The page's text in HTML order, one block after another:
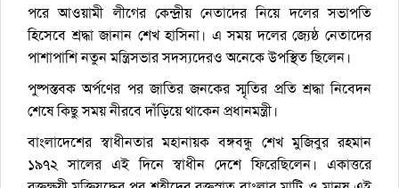
পরে আওয়ামী লীগের কেন্দ্রীয় নেতাদের নিয়ে দলের সভাপতি
হিসেবে শ্রদ্ধা জানান শেখ হাসিনা। এ সময় দলের জ্যেষ্ঠ নেতাদের
পাশাপাশি নতুন মন্ত্রিসভার সদস্যদেরও অনেকে উপস্থিত ছিলেন।
পুষ্পস্তবক অর্পণের পর জাতির জনকের স্মৃতির প্রতি শ্রদ্ধা নিবেদন
শেষে কিছু সময় নীরবে দাঁড়িয়ে থাকেন প্রধানমন্ত্রী।
বাংলাদেশের স্বাধীনতার মহানায়ক বঙ্গবন্ধু শেখ মুজিবুর রহমান
১৯৭২ সালের এই দিনে স্বাধীন দেশে ফিরেছিলেন। একাত্তরে